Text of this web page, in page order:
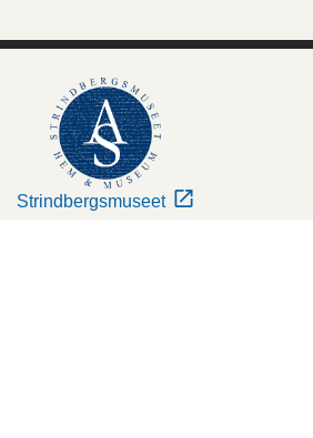
Strindbergsmuseet